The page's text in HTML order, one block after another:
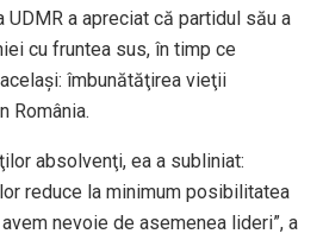
a apreciat că partidul său a
cu fruntea sus, în timp ce
îmbunătăţirea vieţii
România.
absolvenţi, ea a subliniat:
reduce la minimum posibilitatea
nevoie de asemenea lideri”, a